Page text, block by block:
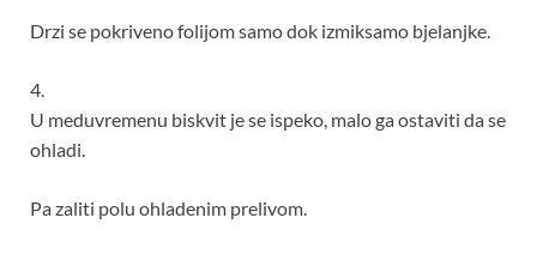
Drzi se pokriveno folijom samo dok izmiksamo bjelanjke.
4.
U meduvremenu biskvit je se ispeko, malo ga ostaviti da se
ohladi.
Pa zaliti polu ohladenim prelivom.